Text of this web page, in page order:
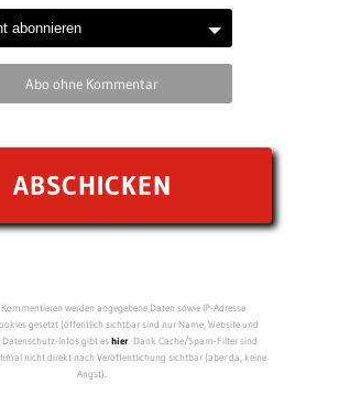
Abo ohne Kommentar
werden angegebene Daten sowie IP-Adresse
gesetzt (öffentlich sichtbar sind nur Name, Website und
Datenschutz-Infos gibt eshier. Dank Cache/Spam-Filter sind
nicht direkt nach Veröffentlichung sichtbar (aber da, keine
Angst).